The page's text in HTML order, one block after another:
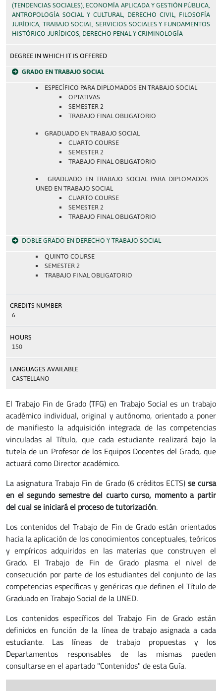
(TENDENCIAS SOCIALES), ECONOMÍA APLICADA Y GESTIÓN PÚBLICA,
ANTROPOLOGÍA SOCIAL Y CULTURAL, DERECHO CIVIL, FILOSOFÍA
JURÍDICA, TRABAJO SOCIAL, SERVICIOS SOCIALES Y FUNDAMENTOS
HISTÓRICO-JURÍDICOS, DERECHO PENAL Y CRIMINOLOGÍA
DEGREE IN WHICH IT IS OFFERED
GRADO EN TRABAJO SOCIAL
ESPECÍFICO PARA DIPLOMADOS EN TRABAJO SOCIAL
OPTATIVAS
SEMESTER 2
TRABAJO FINAL OBLIGATORIO
GRADUADO EN TRABAJO SOCIAL
CUARTO COURSE
SEMESTER 2
TRABAJO FINAL OBLIGATORIO
GRADUADO EN TRABAJO SOCIAL PARA DIPLOMADOS
UNED EN TRABAJO SOCIAL
CUARTO COURSE
SEMESTER 2
TRABAJO FINAL OBLIGATORIO
DOBLE GRADO EN DERECHO Y TRABAJO SOCIAL
QUINTO COURSE
SEMESTER 2
TRABAJO FINAL OBLIGATORIO
CREDITS NUMBER
6
HOURS
150
LANGUAGES AVAILABLE
CASTELLANO
El Trabajo Fin de Grado (TFG) en Trabajo Social es un trabajo
académico individual, original y autónomo, orientado a poner
de manifiesto la adquisición integrada de las competencias
vinculadas al Título, que cada estudiante realizará bajo la
tutela de un Profesor de los Equipos Docentes del Grado, que
actuará como Director académico.
La asignatura Trabajo Fin de Grado (6 créditos ECTS) se cursa
en el segundo semestre del cuarto curso, momento a partir
del cual se iniciará el proceso de tutorización.
Los contenidos del Trabajo de Fin de Grado están orientados
hacia la aplicación de los conocimientos conceptuales, teóricos
y empíricos adquiridos en las materias que construyen el
Grado. El Trabajo de Fin de Grado plasma el nivel de
consecución por parte de los estudiantes del conjunto de las
competencias específicas y genéricas que definen el Título de
Graduado en Trabajo Social de la UNED.
Los contenidos específicos del Trabajo Fin de Grado están
definidos en función de la línea de trabajo asignada a cada
estudiante. Las líneas de trabajo propuestas y los
Departamentos responsables de las mismas pueden
consultarse en el apartado "Contenidos" de esta Guía.